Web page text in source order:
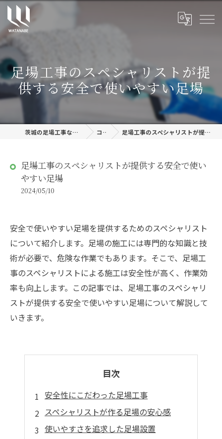
足場工事のスペシャリストが提
供する安全で使いやすい足場
茨城の足場工事なら株式会社渡邊建設 コラム 足場工事のスペシャリストが提供する安全で使いやすい足場
足場工事のスペシャリストが提供する安全で使い
やすい足場
2024/05/10
安全で使いやすい足場を提供するためのスペシャリスト
について紹介します。足場の施工には専門的な知識と技
術が必要で、危険な作業でもあります。そこで、足場工
事のスペシャリストによる施工は安全性が高く、作業効
率も向上します。この記事では、足場工事のスペシャリ
ストが提供する安全で使いやすい足場について解説して
いきます。
目次
安全性にこだわった足場工事
スペシャリストが作る足場の安心感
使いやすさを追求した足場設置